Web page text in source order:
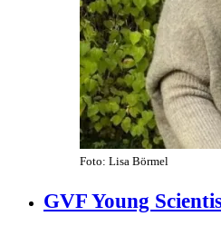
Foto: Lisa Börmel
GVF Young